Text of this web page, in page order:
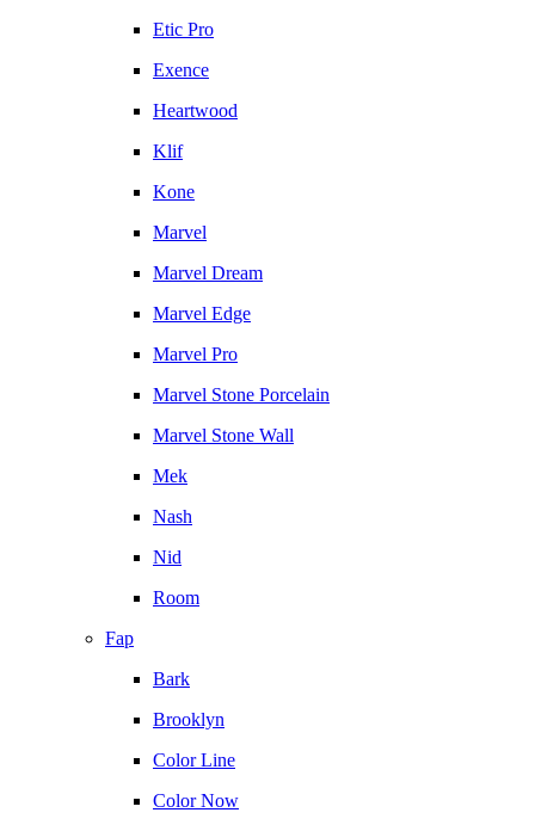
Etic Pro
Exence
Heartwood
Klif
Kone
Marvel
Marvel Dream
Marvel Edge
Marvel Pro
Marvel Stone Porcelain
Marvel Stone Wall
Mek
Nash
Nid
Room
Fap
Bark
Brooklyn
Color Line
Color Now